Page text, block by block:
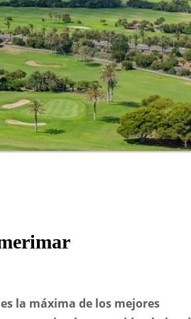
la máxima de los mejores